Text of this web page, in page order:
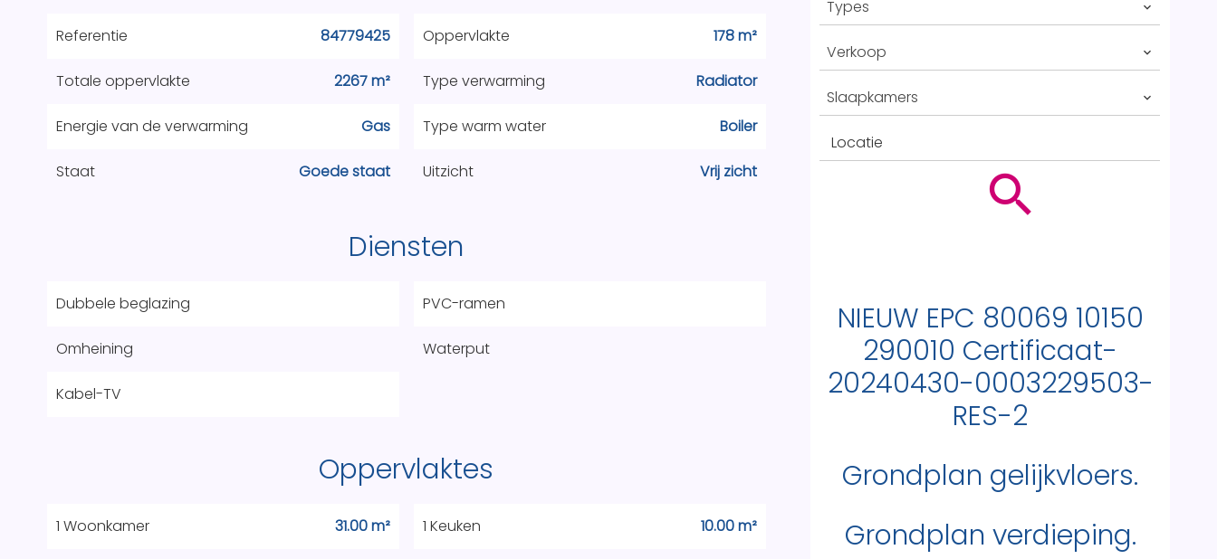
Referentie 84779425 Oppervlakte 178 m²
Totale oppervlakte 2267 m² Type verwarming Radiator
Energie van de verwarming Gas Type warm water Boiler
Staat Goede staat Uitzicht Vrij zicht
Diensten
Dubbele beglazing PVC-ramen
Omheining Waterput
Kabel-TV
Oppervlaktes
1 Woonkamer 31.00 m² 1 Keuken 10.00 m²
Types
Verkoop
Slaapkamers
Locatie
NIEUW EPC 80069 10150
290010 Certificaat-
20240430-0003229503-
RES-2
Grondplan gelijkvloers.
Grondplan verdieping.